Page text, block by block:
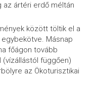
az ártéri erdő méltán
között töltik el a
Másnap
főágon tovább
függően)
az Ökoturisztikai